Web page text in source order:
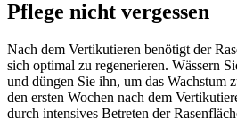
Pflege nicht vergessen
Nach dem Vertikutieren benötigt der
sich optimal zu regenerieren. Wässern
und düngen Sie ihn, um das Wachstum
den ersten Wochen nach dem
durch intensives Betreten der